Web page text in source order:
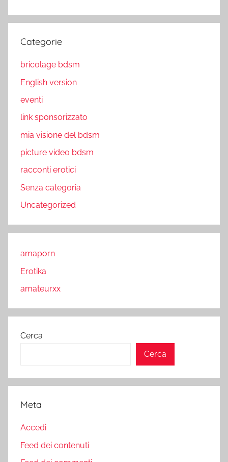
Categorie
bricolage bdsm
English version
eventi
link sponsorizzato
mia visione del bdsm
picture video bdsm
racconti erotici
Senza categoria
Uncategorized
amaporn
Erotika
amateurxx
Cerca
Cerca
Meta
Accedi
Feed dei contenuti